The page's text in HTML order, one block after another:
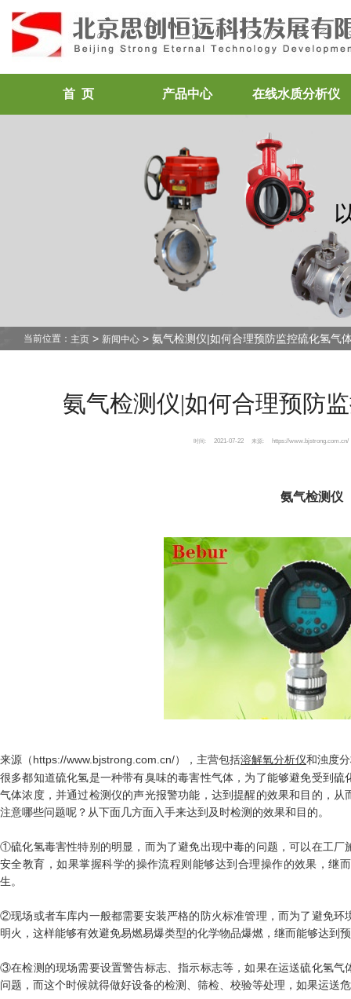
首 页 产品中心 在线水质分析仪
当前位置： 主页 > 新闻中心 > 氨气检测仪|如何合理预防监控硫化氢气
氨气检测仪|如何合理预防
时间: 2021-07-22 来源: https://www.bjstrong.com.cn/
氨气检测仪
来源（https://www.bjstrong.com.cn/），主营包括溶解氧分析仪和浊度
很多都知道硫化氢是一种带有臭味的毒害性气体，为了能够避免受到
气体浓度，并通过检测仪的声光报警功能，达到提醒的效果和目的，
注意哪些问题呢？从下面几方面入手来达到及时检测的效果和目的。
①硫化氢毒害性特别的明显，而为了避免出现中毒的问题，可以在工
安全教育，如果掌握科学的操作流程则能够达到合理操作的效果，继
生。
②现场或者车库内一般都需要安装严格的防火标准管理，而为了避免
明火，这样能够有效避免易燃易爆类型的化学物品爆燃，继而能够达到
③在检测的现场需要设置警告标志、指示标志等，如果在运送硫化氢
问题，而这个时候就得做好设备的检测、筛检、校验等处理，如果运送